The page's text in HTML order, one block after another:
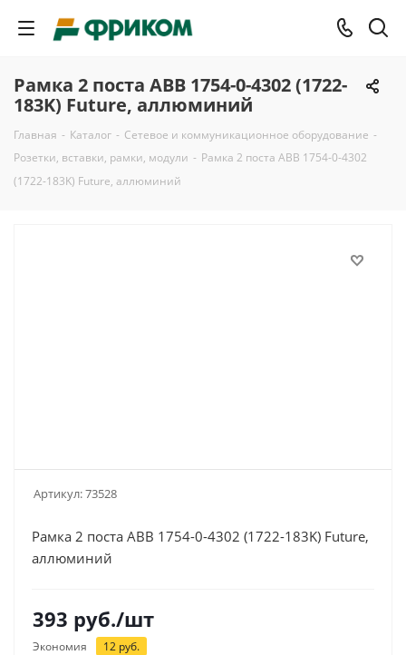
Рамка 2 поста ABB 1754-0-4302 (1722-
183K) Future, аллюминий
Главная - Каталог - Сетевое и коммуникационное оборудование -
Розетки, вставки, рамки, модули - Рамка 2 поста ABB 1754-0-4302
(1722-183K) Future, аллюминий
Артикул:73528
Рамка 2 поста ABB 1754-0-4302 (1722-183K) Future,
аллюминий
393 руб./шт
Экономия 12 руб.